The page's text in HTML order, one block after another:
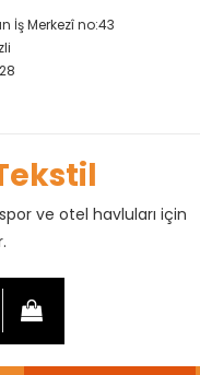
İş Merkezî no:43
ve otel havluları için